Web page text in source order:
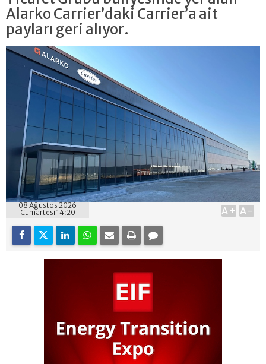
Alarko Carrier’daki Carrier’a ait
payları geri alıyor.
08 Ağustos 2026
Cumartesi 14:20
A+ A-